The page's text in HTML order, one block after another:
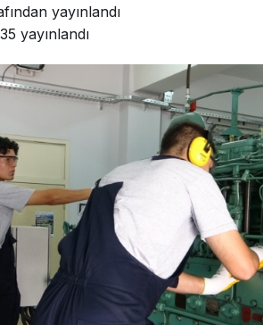
yayınlandı
yayınlandı
MSK SEZONU AÇTI